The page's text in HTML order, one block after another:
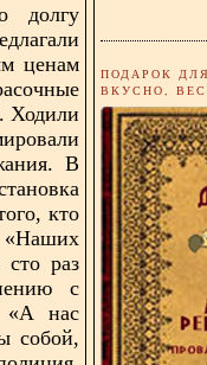
долгу
ценам
Ходили
В
кто
«Наших
раз
с
«А нас
собой,
ПОДАРОК
ВКУСНО,